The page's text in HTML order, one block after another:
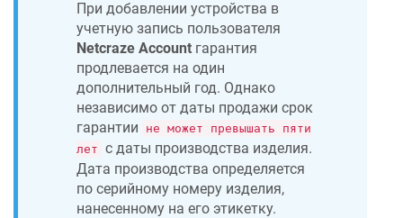
При добавлении устройства в
учетную запись пользователя
Netcraze Account гарантия
продлевается на один
дополнительный год. Однако
независимо от даты продажи срок
гарантии
не может превышать пяти
лет с даты производства изделия.
Дата производства определяется
по серийному номеру изделия,
нанесенному на его этикетку.